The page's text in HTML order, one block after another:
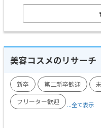
美容コスメのリサーチ
新卒 第二新卒歓迎
フリーター歓迎
...全て表示